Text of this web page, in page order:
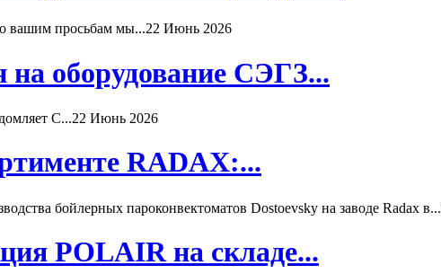
вашим просьбам мы...22 Июнь 2026
оборудование СЭГЗ...
С...22 Июнь 2026
RADAX:...
бойлерных пароконвектоматов Dostoevsky на заводе Radax в...
POLAIR на складе...